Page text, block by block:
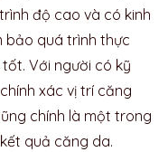
độ cao và có kinh
bảo quá trình thực
Với người có kỹ
xác vị trí căng
chính là một trong
quả căng da.